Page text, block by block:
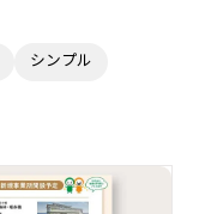
シンプル